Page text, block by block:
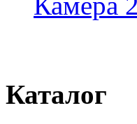
Каталог